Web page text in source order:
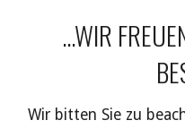
...WIR
Wir bitten Sie zu